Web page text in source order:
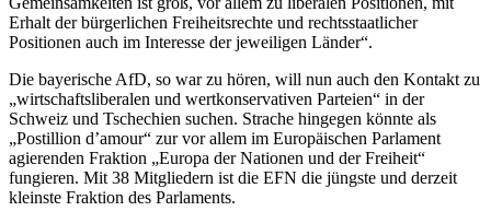
Erhalt der bürgerlichen Freiheitsrechte und rechtsstaatlicher
Positionen auch im Interesse der jeweiligen Länder“.
Die bayerische AfD, so war zu hören, will nun auch den Kontakt zu
„wirtschaftsliberalen und wertkonservativen Parteien“ in der
Schweiz und Tschechien suchen. Strache hingegen könnte als
„Postillion d’amour“ zur vor allem im Europäischen Parlament
agierenden Fraktion „Europa der Nationen und der Freiheit“
fungieren. Mit 38 Mitgliedern ist die EFN die jüngste und derzeit
kleinste Fraktion des Parlaments.